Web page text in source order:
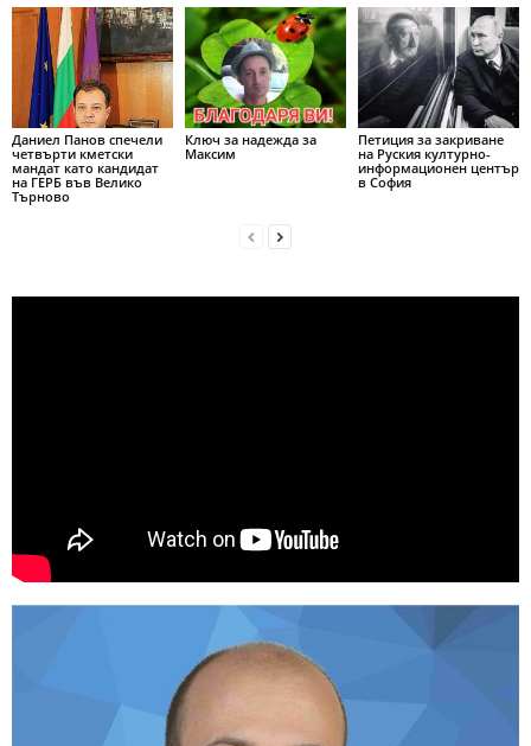
Даниел Панов спечели
четвърти кметски
мандат като кандидат
на ГЕРБ във Велико
Търново
Ключ за надежда за
Максим
Петиция за закриване
на Руския културно-
информационен център
в София